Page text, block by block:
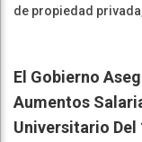
de propiedad
El Gobierno
Aumentos
Universitario Del